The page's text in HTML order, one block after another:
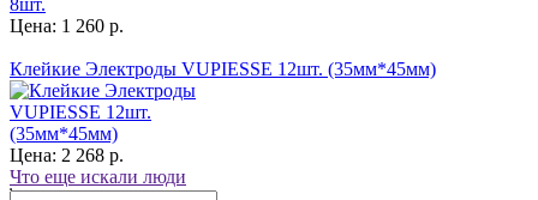
Цена: 1 260 р.
Клейкие Электроды VUPIESSE 12шт. (35мм*45мм)
Цена: 2 268 р.
Что еще искали люди